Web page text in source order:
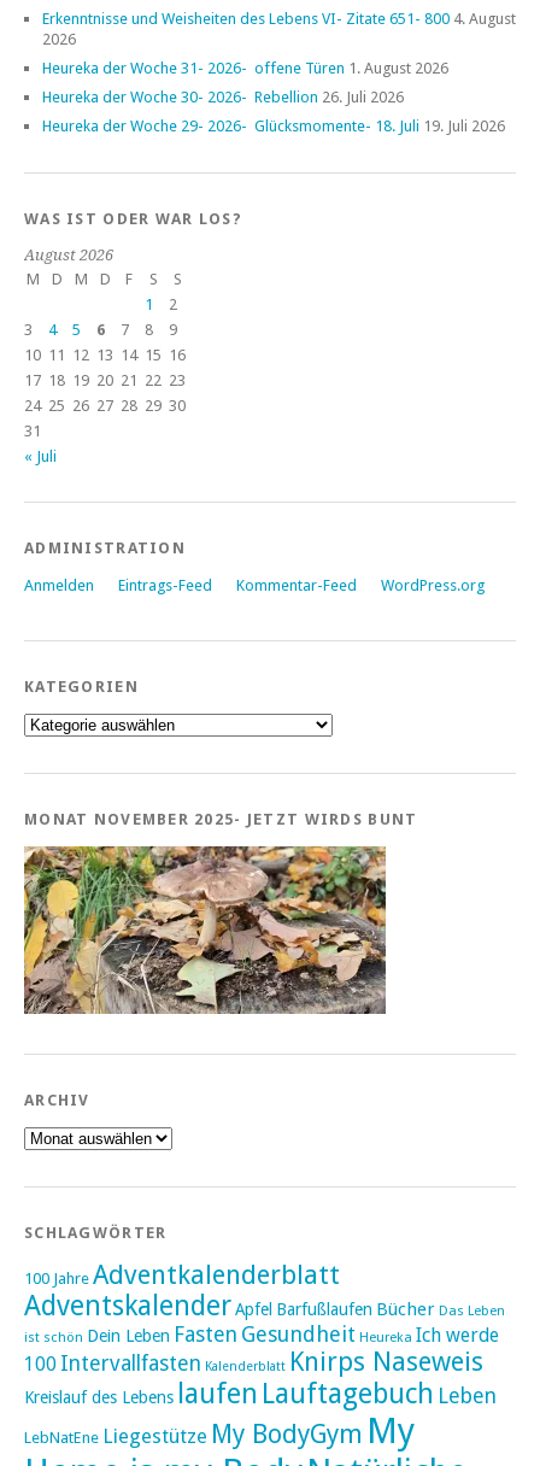
Erkenntnisse und Weisheiten des Lebens VI- Zitate 651- 800 4. August
2026
Heureka der Woche 31- 2026- offene Türen 1. August 2026
Heureka der Woche 30- 2026- Rebellion 26. Juli 2026
Heureka der Woche 29- 2026- Glücksmomente- 18. Juli 19. Juli 2026
WAS IST ODER WAR LOS?
August 2026
M
D M D F S
S
1
2
3
4 5 6 7 8
9
10 11 12 13 14 15 16
17 18 19 20 21 22 23
24 25 26 27 28 29 30
31
« Juli
ADMINISTRATION
Anmelden Eintrags-Feed Kommentar-Feed WordPress.org
KATEGORIEN
Kategorien
MONAT NOVEMBER 2025- JETZT WIRDS BUNT
ARCHIV
Archiv
SCHLAGWÖRTER
100 Jahre Adventkalenderblatt
AdventskalenderApfel Barfußlaufen Bücher Das Leben
ist schön Dein Leben Fasten Gesundheit Heureka Ich werde
100 Intervallfasten Kalenderblatt Knirps Naseweis
Kreislauf des Lebens laufen Lauftagebuch Leben
LebNatEne Liegestütze My BodyGym My